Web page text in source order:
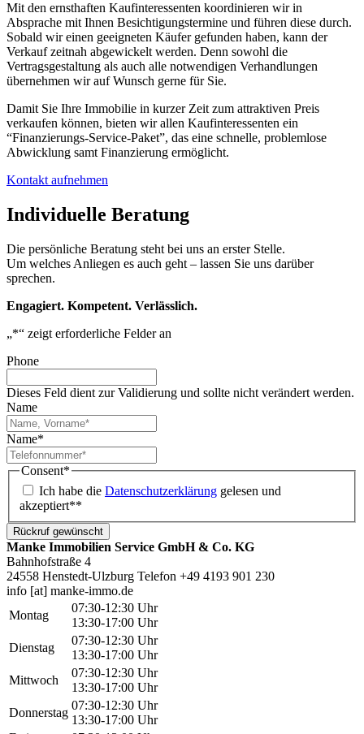
Mit den ernsthaften Kaufinteressenten koordinieren wir in
Absprache mit Ihnen Besichtigungstermine und führen diese durch.
Sobald wir einen geeigneten Käufer gefunden haben, kann der
Verkauf zeitnah abgewickelt werden. Denn sowohl die
Vertragsgestaltung als auch alle notwendigen Verhandlungen
übernehmen wir auf Wunsch gerne für Sie.
Damit Sie Ihre Immobilie in kurzer Zeit zum attraktiven Preis
verkaufen können, bieten wir allen Kaufinteressenten ein
“Finanzierungs-Service-Paket”, das eine schnelle, problemlose
Abwicklung samt Finanzierung ermöglicht.
Kontakt aufnehmen
Individuelle Beratung
Die persönliche Beratung steht bei uns an erster Stelle.
Um welches Anliegen es auch geht – lassen Sie uns darüber
sprechen.
Engagiert. Kompetent. Verlässlich.
„*“ zeigt erforderliche Felder an
Phone
Dieses Feld dient zur Validierung und sollte nicht verändert werden.
Name
Name*
Consent*
Ich habe die Datenschutzerklärung gelesen und
akzeptiert**
Manke Immobilien Service GmbH & Co. KG
Bahnhofstraße 4
24558 Henstedt-Ulzburg Telefon +49 4193 901 230
info [at] manke-immo.de
Montag
07:30-12:30 Uhr
13:30-17:00 Uhr
Dienstag
07:30-12:30 Uhr
13:30-17:00 Uhr
Mittwoch
07:30-12:30 Uhr
13:30-17:00 Uhr
Donnerstag
07:30-12:30 Uhr
13:30-17:00 Uhr